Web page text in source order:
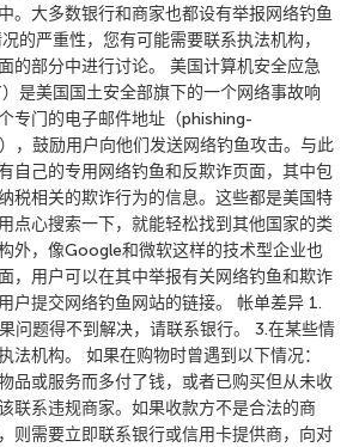
。大多数银行和商家也都设有举报网络钓鱼
的严重性，您有可能需要联系执法机构，
的部分中进行讨论。 美国计算机安全应急
是美国国土安全部旗下的一个网络事故响
专门的电子邮件地址（phishing-
，鼓励用户向他们发送网络钓鱼攻击。与此
自己的专用网络钓鱼和反欺诈页面，其中包
税相关的欺诈行为的信息。这些都是美国特
点心搜索一下，就能轻松找到其他国家的类
外，像Google和微软这样的技术型企业也
，用户可以在其中举报有关网络钓鱼和欺诈
户提交网络钓鱼网站的链接。 帐单差异 1.
问题得不到解决，请联系银行。 3.在某些情
法机构。 如果在购物时曾遇到以下情况：
品或服务而多付了钱，或者已购买但从未收
联系违规商家。如果收款方不是合法的商
则需要立即联系银行或信用卡提供商，向对